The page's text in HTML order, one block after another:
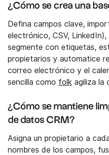
¿Cómo se crea una
Defina campos clave,
electrónico, CSV, LinkedIn),
segmente con etiquetas,
propietarios y automatice
correo electrónico y el
sencilla como folk agiliza la
¿Cómo se mantiene
de datos CRM?
Asigna un propietario a
nombres de los campos,